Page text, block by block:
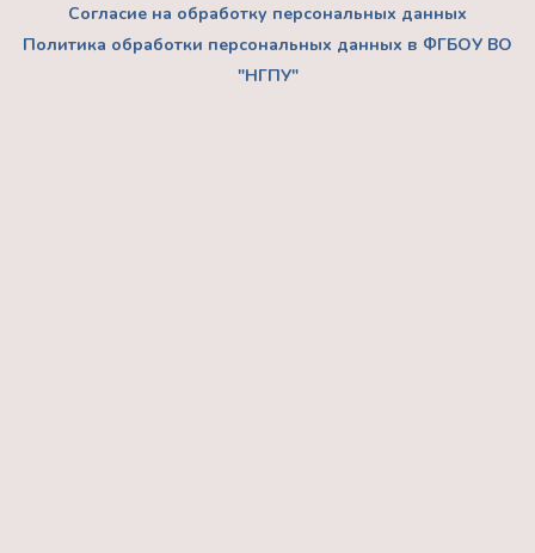
Согласие на обработку персональных данных
Политика обработки персональных данных в ФГБОУ ВО
"НГПУ"